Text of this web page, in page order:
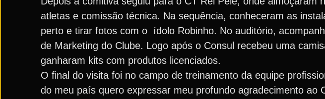
atletas e comissão técnica. Na sequência, conheceram as
perto e tirar fotos com o ídolo Robinho. No auditório,
de Marketing do Clube. Logo após o Consul recebeu uma
ganharam kits com produtos licenciados.
O final do visita foi no campo de treinamento da equipe
do meu país quero expressar meu profundo agradecimento ao